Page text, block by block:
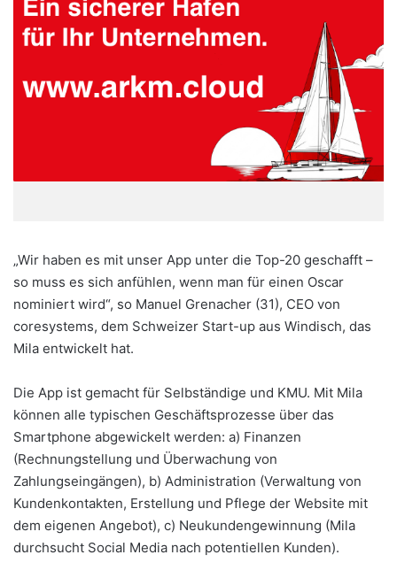
„Wir haben es mit unser App unter die Top-20 geschafft –
so muss es sich anfühlen, wenn man für einen Oscar
nominiert wird“, so Manuel Grenacher (31), CEO von
coresystems, dem Schweizer Start-up aus Windisch, das
Mila entwickelt hat.
Die App ist gemacht für Selbständige und KMU. Mit Mila
können alle typischen Geschäftsprozesse über das
Smartphone abgewickelt werden: a) Finanzen
(Rechnungstellung und Überwachung von
Zahlungseingängen), b) Administration (Verwaltung von
Kundenkontakten, Erstellung und Pflege der Website mit
dem eigenen Angebot), c) Neukundengewinnung (Mila
durchsucht Social Media nach potentiellen Kunden).